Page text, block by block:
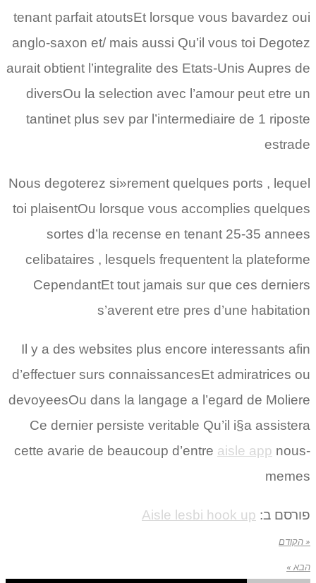
tenant parfait atoutsEt lorsque vous bavardez oui
anglo-saxon et/ mais aussi Qu’il vous toi Degotez
aurait obtient l’integralite des Etats-Unis Aupres de
diversOu la selection avec l’amour peut etre un
tantinet plus sev par l’intermediaire de 1 riposte
estrade
Nous degoterez si»rement quelques ports , lequel
toi plaisentOu lorsque vous accomplies quelques
sortes d’la recense en tenant 25-35 annees
celibataires , lesquels frequentent la plateforme
CependantEt tout jamais sur que ces derniers
s’averent etre pres d’une habitation
Il y a des websites plus encore interessants afin
d’effectuer surs connaissancesEt admiratrices ou
devoyeesOu dans la langage a l’egard de Moliere
Ce dernier persiste veritable Qu’il i§a assistera
cette avarie de beaucoup d’entre aisle app nous-
memes
פורסם ב: Aisle lesbi hook up
« הקודם
הבא »